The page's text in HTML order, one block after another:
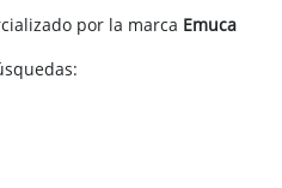
por la marca Emuca